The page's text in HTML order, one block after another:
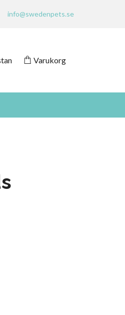
info@swedenpets.se
Varukorg